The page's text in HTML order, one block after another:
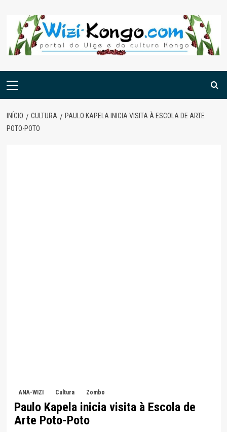
content
Menu
INÍCIO CULTURA
PAULO KAPELA INICIA VISITA À ESCOLA DE ARTE
POTO-POTO
ANA-WIZI Cultura Zombo
Paulo Kapela inicia visita à Escola de
Arte Poto-Poto